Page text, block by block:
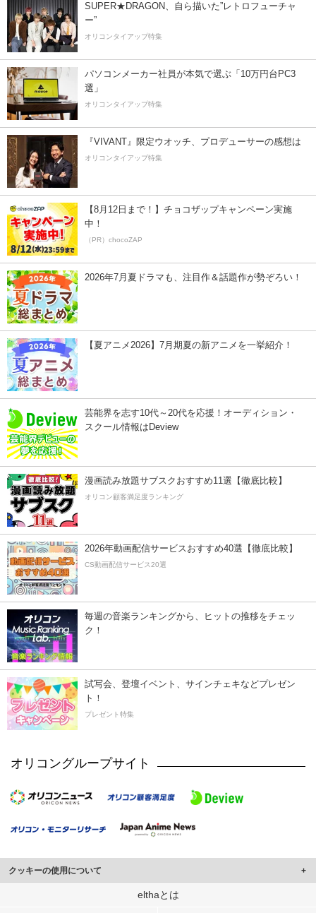
SUPER★DRAGON、自ら描いた”レトロフューチャ
ー”
オリコンタイアップ特集
パソコンメーカー社員が本気で選ぶ「10万円台PC3
選」
オリコンタイアップ特集
『VIVANT』限定ウオッチ、プロデューサーの感想は
オリコンタイアップ特集
【8月12日まで！】チョコザップキャンペーン実施
中！
（PR）chocoZAP
2026年7月夏ドラマも、注目作＆話題作が勢ぞろい！
【夏アニメ2026】7月期夏の新アニメを一挙紹介！
芸能界を志す10代～20代を応援！オーディション・
スクール情報はDeview
漫画読み放題サブスクおすすめ11選【徹底比較】
オリコン顧客満足度ランキング
2026年動画配信サービスおすすめ40選【徹底比較】
CS動画配信サービス20選
毎週の音楽ランキングから、ヒットの推移をチェッ
ク！
試写会、登壇イベント、サインチェキなどプレゼン
ト！
プレゼント特集
オリコングループサイト
クッキーの使用について
このサイトでは Cookie を使用して、ユーザーに合わせたコンテンツや広告の
elthaとは